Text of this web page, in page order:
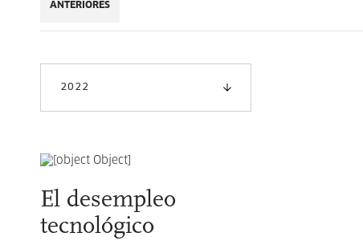
ANTERIORES
2022
El desempleo
tecnológico